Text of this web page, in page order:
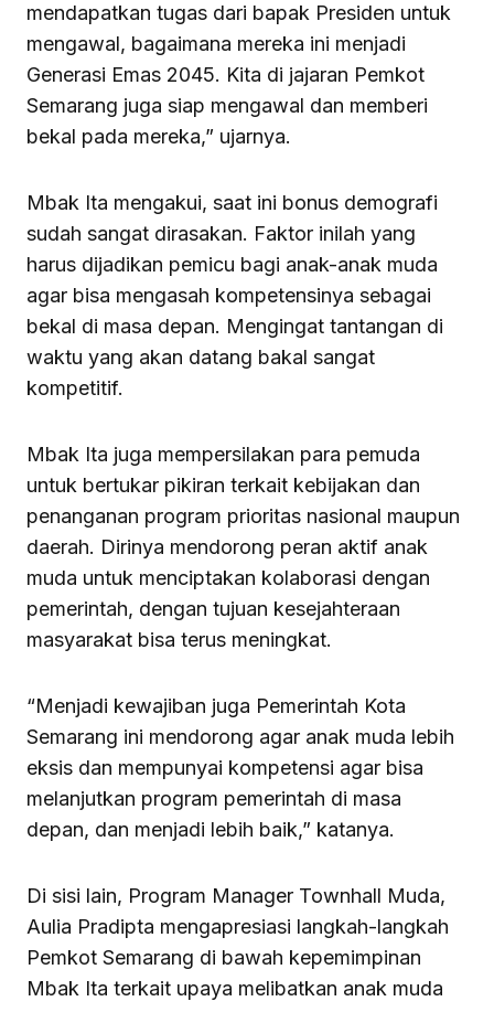
mendapatkan tugas dari bapak Presiden untuk
mengawal, bagaimana mereka ini menjadi
Generasi Emas 2045. Kita di jajaran Pemkot
Semarang juga siap mengawal dan memberi
bekal pada mereka,” ujarnya.
Mbak Ita mengakui, saat ini bonus demografi
sudah sangat dirasakan. Faktor inilah yang
harus dijadikan pemicu bagi anak-anak muda
agar bisa mengasah kompetensinya sebagai
bekal di masa depan. Mengingat tantangan di
waktu yang akan datang bakal sangat
kompetitif.
Mbak Ita juga mempersilakan para pemuda
untuk bertukar pikiran terkait kebijakan dan
penanganan program prioritas nasional maupun
daerah. Dirinya mendorong peran aktif anak
muda untuk menciptakan kolaborasi dengan
pemerintah, dengan tujuan kesejahteraan
masyarakat bisa terus meningkat.
“Menjadi kewajiban juga Pemerintah Kota
Semarang ini mendorong agar anak muda lebih
eksis dan mempunyai kompetensi agar bisa
melanjutkan program pemerintah di masa
depan, dan menjadi lebih baik,” katanya.
Di sisi lain, Program Manager Townhall Muda,
Aulia Pradipta mengapresiasi langkah-langkah
Pemkot Semarang di bawah kepemimpinan
Mbak Ita terkait upaya melibatkan anak muda